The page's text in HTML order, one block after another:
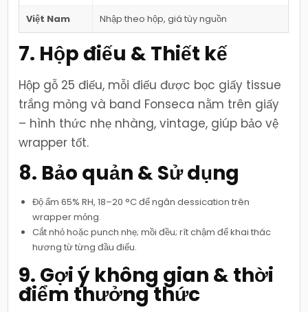
Việt Nam Nhập theo hộp, giá tùy nguồn
7. Hộp điếu & Thiết kế
Hộp gỗ 25 điếu, mỗi điếu được bọc giấy tissue
trắng mỏng và band Fonseca nằm trên giấy
– hình thức nhẹ nhàng, vintage, giúp bảo vệ
wrapper tốt.
8. Bảo quản & Sử dụng
Độ ẩm 65% RH, 18–20 °C để ngăn dessication trên
wrapper mỏng.
Cắt nhỏ hoặc punch nhẹ; mồi đều; rít chậm để khai thác
hương từ từng đầu điếu.
9. Gợi ý không gian & thời
điểm thưởng thức